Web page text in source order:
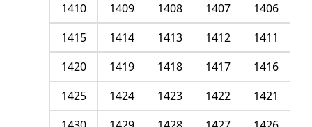
1406
1407
1408
1409
1410
1411
1412
1413
1414
1415
1416
1417
1418
1419
1420
1421
1422
1423
1424
1425